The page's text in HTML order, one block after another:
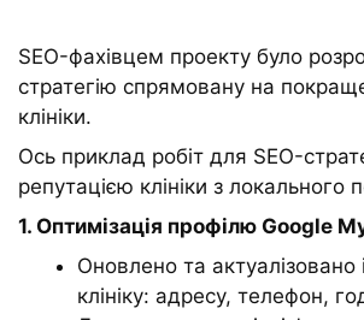
SEO-фахівцем проекту було
стратегію спрямовану на
клініки.
Ось приклад робіт для SEO-
репутацією клініки з локального
1. Оптимізація профілю Google
Оновлено та
клініку: адресу, телефон,